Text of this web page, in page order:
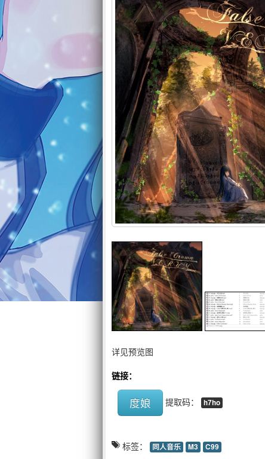
详见预览图
链接：
度娘 提取码： h7ho
标签： 同人音乐 M3 C99